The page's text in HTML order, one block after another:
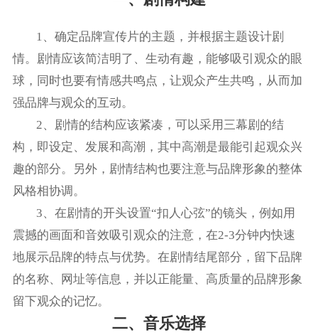
1、确定品牌宣传片的主题，并根据主题设计剧
情。剧情应该简洁明了、生动有趣，能够吸引观众的眼
球，同时也要有情感共鸣点，让观众产生共鸣，从而加
强品牌与观众的互动。
2、剧情的结构应该紧凑，可以采用三幕剧的结
构，即设定、发展和高潮，其中高潮是最能引起观众兴
趣的部分。另外，剧情结构也要注意与品牌形象的整体
风格相协调。
3、在剧情的开头设置“扣人心弦”的镜头，例如用
震撼的画面和音效吸引观众的注意，在2-3分钟内快速
地展示品牌的特点与优势。在剧情结尾部分，留下品牌
的名称、网址等信息，并以正能量、高质量的品牌形象
留下观众的记忆。
二、音乐选择